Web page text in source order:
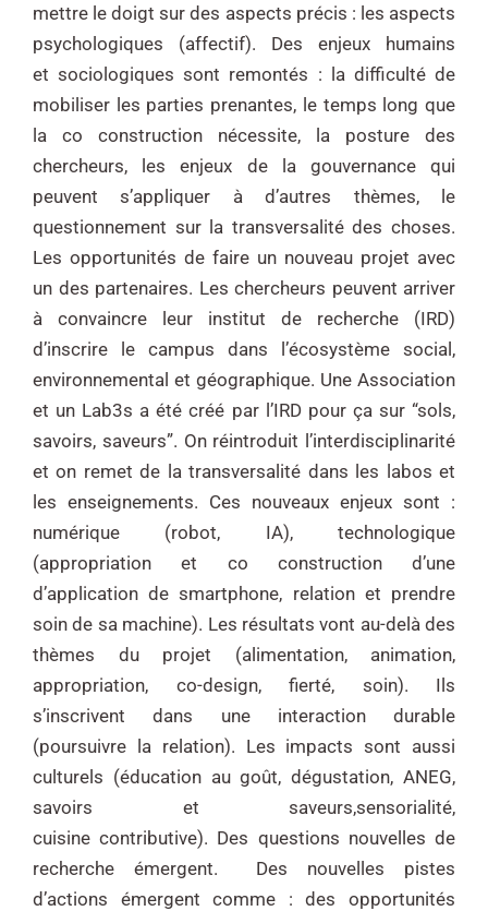
mettre le doigt sur des aspects précis : les aspects
psychologiques (affectif). Des enjeux humains
etsociologiques sont remontés : la difficulté de
mobiliser les parties prenantes, le temps long que
la co construction nécessite, la posture des
chercheurs, les enjeux de la gouvernance qui
peuvents’appliquer à d’autres thèmes, le
questionnement sur la transversalité des choses.
Les opportunités de faire un nouveau projet avec
un des partenaires. Les chercheurs peuvent arriver
à convaincre leur institut de recherche (IRD)
d’inscrire le campus dans l’écosystème social,
environnemental et géographique. Une Association
et un Lab3s a été créé par l’IRD pour ça sur “sols,
savoirs, saveurs”. On réintroduit l’interdisciplinarité
et on remet de la transversalité dans les labos et
les enseignements. Ces nouveaux enjeux sont :
numérique (robot, IA), technologique
(appropriation et co construction d’une
d’application de smartphone, relation et prendre
soin de sa machine). Les résultats vont au-delà des
thèmes du projet (alimentation, animation,
appropriation, co-design, fierté, soin). Ils
s’inscrivent dans une interaction durable
(poursuivre la relation). Les impacts sont aussi
culturels (éducation au goût, dégustation, ANEG,
savoirs et saveurs,sensorialité,
cuisinecontributive). Des questions nouvelles de
recherche émergent. Des nouvelles pistes
d’actions émergent comme : des opportunités